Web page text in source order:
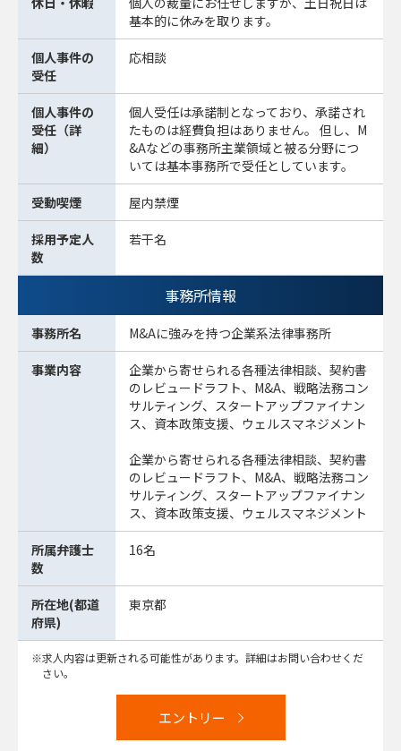
基本的に休みを取ります。
個人事件の
受任
応相談
個人事件の
受任（詳
細）
個人受任は承諾制となっており、承諾され
たものは経費負担はありません。 但し、M
&Aなどの事務所主業領域と被る分野につ
いては基本事務所で受任としています。
受動喫煙 屋内禁煙
採用予定人
数
若干名
事務所情報
事務所名 M&Aに強みを持つ企業系法律事務所
事業内容
企業から寄せられる各種法律相談、契約書
のレビュードラフト、M&A、戦略法務コン
サルティング、スタートアップファイナン
ス、資本政策支援、ウェルスマネジメント
企業から寄せられる各種法律相談、契約書
のレビュードラフト、M&A、戦略法務コン
サルティング、スタートアップファイナン
ス、資本政策支援、ウェルスマネジメント
所属弁護士
数
16名
所在地(都道
府県)
東京都
求人内容は更新される可能性があります。詳細はお問い合わせくだ
さい。
エントリー